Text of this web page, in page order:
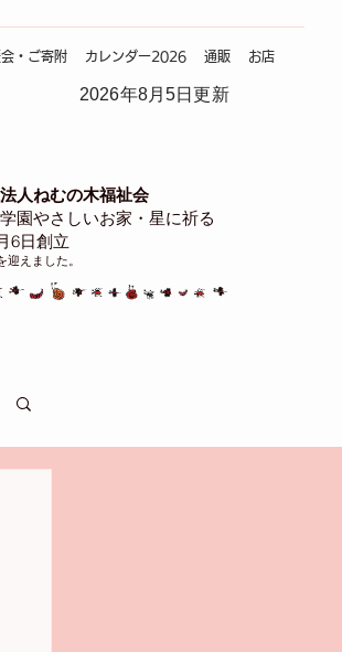
・ご寄附 カレンダー2026 通販 お店
2026年8月5日更新
人ねむの木福祉会
園やさしいお家・星に祈る
6日創立
迎えました。